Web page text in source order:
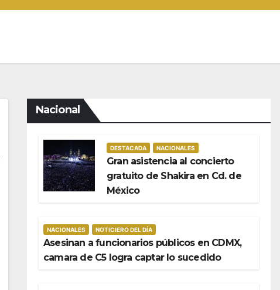
Nacional
DESTACADA NACIONALES
Gran asistencia al concierto
gratuito de Shakira en Cd. de
México
NACIONALES NOTICIERO DEL DÍA
Asesinan a funcionarios públicos en CDMX,
camara de C5 logra captar lo sucedido